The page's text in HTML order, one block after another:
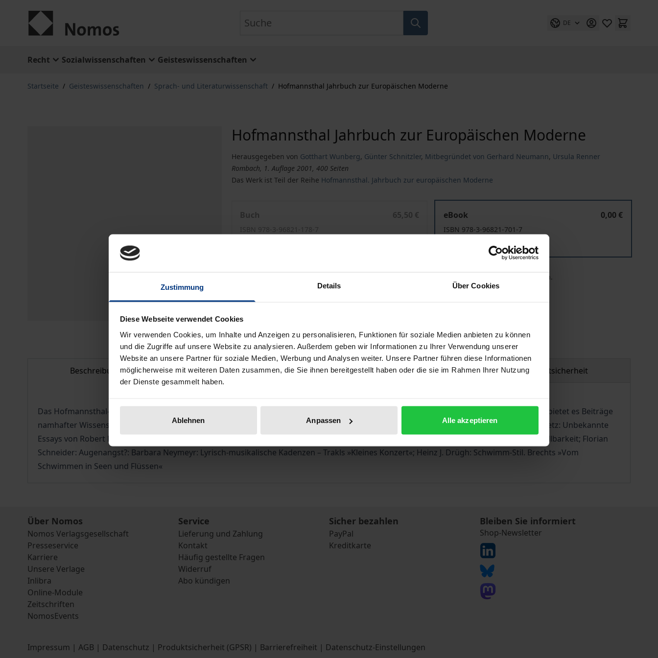
Zustimmung Details Über Cookies
Diese Webseite verwendet Cookies
Wir verwenden Cookies, um Inhalte und Anzeigen zu personalisieren, Funktionen für soziale Medien anbieten zu können
und die Zugriffe auf unsere Website zu analysieren. Außerdem geben wir Informationen zu Ihrer Verwendung unserer
Website an unsere Partner für soziale Medien, Werbung und Analysen weiter. Unsere Partner führen diese Informationen
möglicherweise mit weiteren Daten zusammen, die Sie ihnen bereitgestellt haben oder die sie im Rahmen Ihrer Nutzung
der Dienste gesammelt haben.
Ablehnen Anpassen Alle akzeptieren
DE
Recht Sozialwissenschaften Geisteswissenschaften
Startseite / Geisteswissenschaften / Sprach- und Literaturwissenschaft / Hofmannsthal Jahrbuch zur Europäischen Moderne
Hofmannsthal Jahrbuch zur Europäischen Moderne
Herausgegeben von Gotthart Wunberg, Günter Schnitzler, Mitbegründet von Gerhard Neumann, Ursula Renner
Rombach, 1. Auflage 2001, 400 Seiten
Das Werk ist Teil der Reihe Hofmannsthal. Jahrbuch zur europäischen Moderne
Buch
65,50 €
ISBN 978-3-96821-178-7
eBook
0,00 €
ISBN 978-3-96821-701-7
Preisangaben inkl. MwSt. Abhängig von der Lieferadresse kann die MwSt. an der Kasse variieren.
Zur OpenAccess Version
Hinweise zu Versandkosten
Beschreibung Bibliografische Angaben Zusatzmaterial Produktsicherheit
Das Hofmannsthal-Jahrbuch zur europäischen Moderne ist weltweit das wichtigste Organ der Hofmannsthal-Forschung. Darüber hinaus bietet es Beiträge
namhafter Wissenschaftler zur europäischen Kultur der Moderne. Hugo von Hofmannsthal/Henri Guilbeaux: La Mort du Titien; Ludwig Dietz: Unbekannte
Essays von Robert Musil; Inka Mülder-Bach: Das Trauma der Verschüttung; Gabriele Brandstetter: Nijinskys Sprung als Figur der Undarstellbarkeit; Florian
Schneider: Augenangst?: Barbara Neymeyr: Lyrisch-musikalische Kadenzen – Trakls »Kleines Konzert«; Heinz J. Drügh: Schwimm-Stil. Brechts »Vom
Schwimmen in Seen und Flüssen«
Über Nomos
Nomos Verlagsgesellschaft
Presseservice
Karriere
Unsere Verlage
Inlibra
Online-Module
Zeitschriften
NomosEvents
Service
Lieferung und Zahlung
Kontakt
Häufig gestellte Fragen
Widerruf
Abo kündigen
Sicher bezahlen
PayPal
Kreditkarte
Bleiben Sie informiert
Shop-Newsletter
Impressum | AGB | Datenschutz | Produktsicherheit (GPSR) | Barrierefreiheit | Datenschutz-Einstellungen